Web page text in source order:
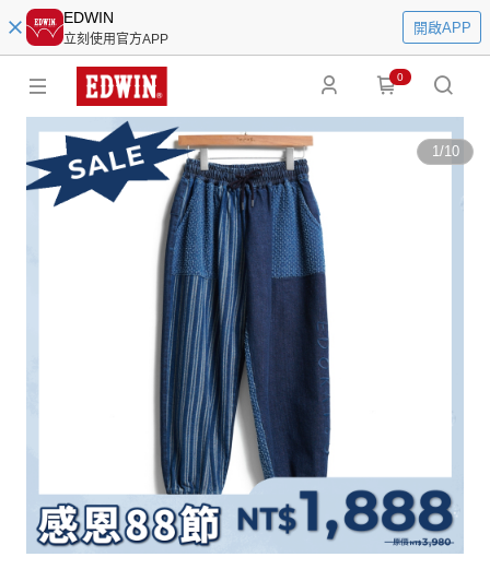
EDWIN
立刻使用官方APP
開啟APP
0
1/10